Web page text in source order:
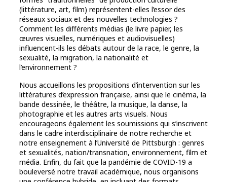
(littérature, art, film) représentent-elles l’essor des
réseaux sociaux et des nouvelles technologies ?
Comment les différents médias (le livre papier, les
œuvres visuelles, numériques et audiovisuelles)
influencent-ils les débats autour de la race, le genre, la
sexualité, la migration, la nationalité et
l’environnement ?
Nous accueillons les propositions d’intervention sur les
littératures d’expression française, ainsi que le cinéma, la
bande dessinée, le théâtre, la musique, la danse, la
photographie et les autres arts visuels. Nous
encourageons également les soumissions qui s’inscrivent
dans le cadre interdisciplinaire de notre recherche et
notre enseignement à l’Université de Pittsburgh : genres
et sexualités, nation/transnation, environnement, film et
média. Enfin, du fait que la pandémie de COVID-19 a
bouleversé notre travail académique, nous organisons